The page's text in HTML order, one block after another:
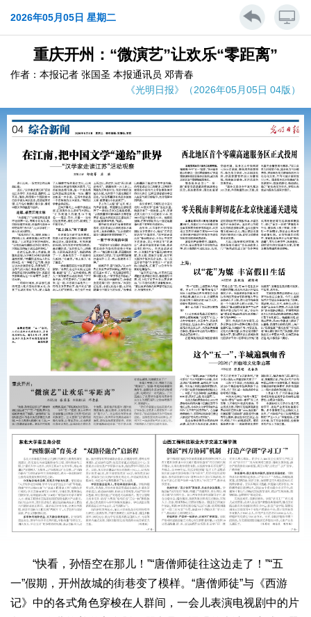
2026年05月05日 星期二
重庆开州：“微演艺”让欢乐“零距离”
作者：本报记者 张国圣 本报通讯员 邓青春
《光明日报》（2026年05月05日 04版）
“快看，孙悟空在那儿！”“唐僧师徒往这边走了！”“五
一”假期，开州故城的街巷变了模样。“唐僧师徒”与《西游
记》中的各式角色穿梭在人群间，一会儿表演电视剧中的片